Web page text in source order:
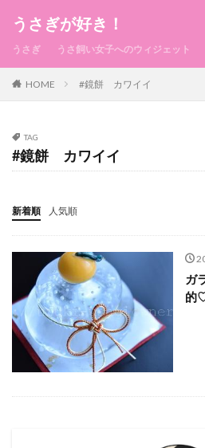
うさぎが好き！
うさぎ うさ飼い女子へのウィジェット
HOME #鏡餅 カワイイ
TAG
#鏡餅 カワイイ
新着順 人気順
ガ
的